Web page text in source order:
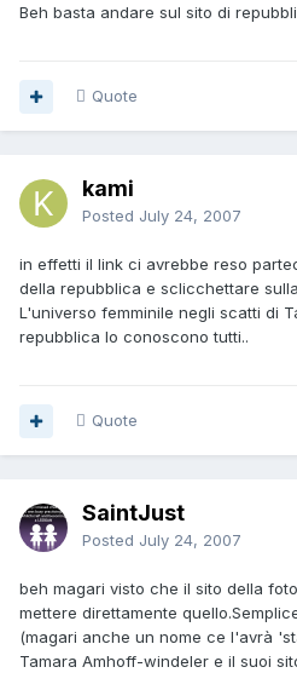
Beh basta andare sul sito di
Quote
kami
Posted July 24, 2007
in effetti il link ci avrebbe reso
della repubblica e sclicchettare
L'universo femminile negli scatti di
repubblica lo conoscono tutti..
Quote
SaintJust
Posted July 24, 2007
beh magari visto che il sito della
mettere direttamente
(magari anche un nome ce l'avrà
Tamara Amhoff-windeler e il suoi